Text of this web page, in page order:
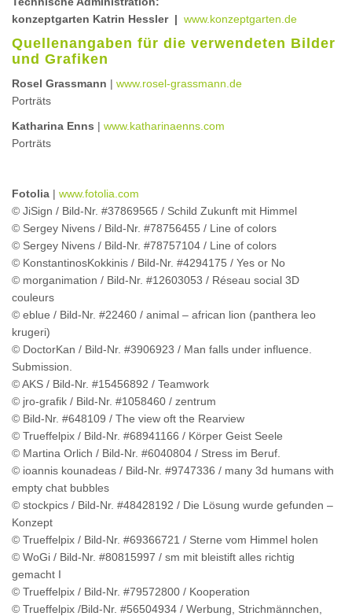
konzeptgarten Katrin Hessler | www.konzeptgarten.de
Quellenangaben für die verwendeten Bilder
und Grafiken
Rosel Grassmann | www.rosel-grassmann.de
Porträts
Katharina Enns | www.katharinaenns.com
Porträts
Fotolia | www.fotolia.com
© JiSign / Bild-Nr. #37869565 / Schild Zukunft mit Himmel
© Sergey Nivens / Bild-Nr. #78756455 / Line of colors
© Sergey Nivens / Bild-Nr. #78757104 / Line of colors
© KonstantinosKokkinis / Bild-Nr. #4294175 / Yes or No
© morganimation / Bild-Nr. #12603053 / Réseau social 3D
couleurs
© eblue / Bild-Nr. #22460 / animal – african lion (panthera leo
krugeri)
© DoctorKan / Bild-Nr. #3906923 / Man falls under influence.
Submission.
© AKS / Bild-Nr. #15456892 / Teamwork
© jro-grafik / Bild-Nr. #1058460 / zentrum
© Bild-Nr. #648109 / The view oft the Rearview
© Trueffelpix / Bild-Nr. #68941166 / Körper Geist Seele
© Martina Orlich / Bild-Nr. #6040804 / Stress im Beruf.
© ioannis kounadeas / Bild-Nr. #9747336 / many 3d humans with
empty chat bubbles
© stockpics / Bild-Nr. #48428192 / Die Lösung wurde gefunden –
Konzept
© Trueffelpix / Bild-Nr. #69366721 / Sterne vom Himmel holen
© WoGi / Bild-Nr. #80815997 / sm mit bleistift alles richtig
gemacht I
© Trueffelpix / Bild-Nr. #79572800 / Kooperation
© Trueffelpix /Bild-Nr. #56504934 / Werbung, Strichmännchen,